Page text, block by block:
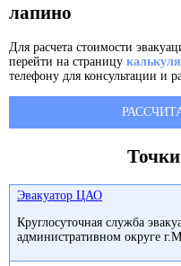
лапино
Для расчета стоимости
перейти на страницу
телефону для консультации и
Эвакуатор ЦАО
Круглосуточная служба
административном округе